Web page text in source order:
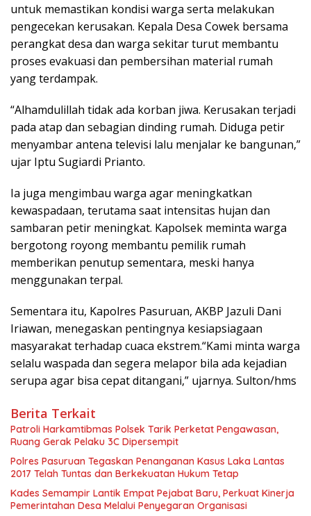
untuk memastikan kondisi warga serta melakukan
pengecekan kerusakan. Kepala Desa Cowek bersama
perangkat desa dan warga sekitar turut membantu
proses evakuasi dan pembersihan material rumah
yang terdampak.
“Alhamdulillah tidak ada korban jiwa. Kerusakan terjadi
pada atap dan sebagian dinding rumah. Diduga petir
menyambar antena televisi lalu menjalar ke bangunan,”
ujar Iptu Sugiardi Prianto.
Ia juga mengimbau warga agar meningkatkan
kewaspadaan, terutama saat intensitas hujan dan
sambaran petir meningkat. Kapolsek meminta warga
bergotong royong membantu pemilik rumah
memberikan penutup sementara, meski hanya
menggunakan terpal.
Sementara itu, Kapolres Pasuruan, AKBP Jazuli Dani
Iriawan, menegaskan pentingnya kesiapsiagaan
masyarakat terhadap cuaca ekstrem.“Kami minta warga
selalu waspada dan segera melapor bila ada kejadian
serupa agar bisa cepat ditangani,” ujarnya. Sulton/hms
Berita Terkait
Patroli Harkamtibmas Polsek Tarik Perketat Pengawasan,
Ruang Gerak Pelaku 3C Dipersempit
Polres Pasuruan Tegaskan Penanganan Kasus Laka Lantas
2017 Telah Tuntas dan Berkekuatan Hukum Tetap
Kades Semampir Lantik Empat Pejabat Baru, Perkuat Kinerja
Pemerintahan Desa Melalui Penyegaran Organisasi